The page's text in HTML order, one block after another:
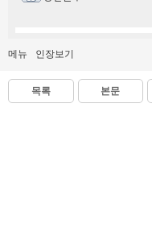
메뉴 인장보기
목록 본문